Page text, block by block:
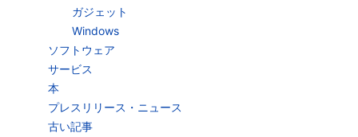
ガジェット
Windows
ソフトウェア
サービス
本
プレスリリース・ニュース
古い記事